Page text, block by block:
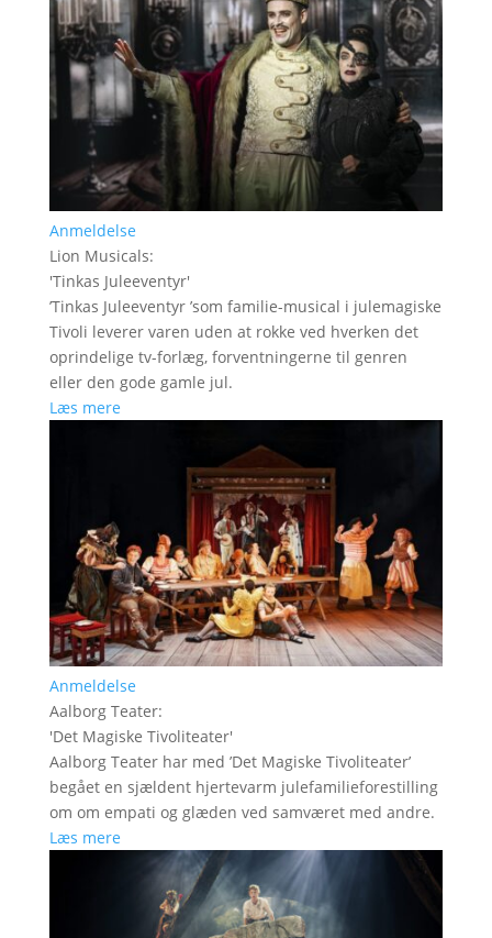
Anmeldelse
Lion Musicals:
'Tinkas Juleeventyr'
’Tinkas Juleeventyr ’som familie-musical i julemagiske
Tivoli leverer varen uden at rokke ved hverken det
oprindelige tv-forlæg, forventningerne til genren
eller den gode gamle jul.
Læs mere
Anmeldelse
Aalborg Teater:
'Det Magiske Tivoliteater'
Aalborg Teater har med ’Det Magiske Tivoliteater’
begået en sjældent hjertevarm julefamilieforestilling
om om empati og glæden ved samværet med andre.
Læs mere